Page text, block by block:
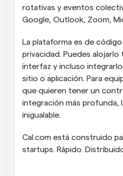
rotativas y eventos
Google, Outlook, Zoom,
La plataforma es de
privacidad. Puedes
interfaz y ​​incluso
sitio o aplicación. Para
que quieren tener un
integración más profunda,
inigualable.
Cal.com está construido
startups. Rápido.